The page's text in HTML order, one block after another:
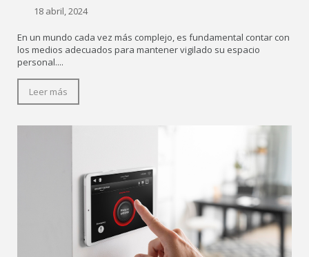
18 abril, 2024
En un mundo cada vez más complejo, es fundamental contar con
los medios adecuados para mantener vigilado su espacio
personal....
Leer más